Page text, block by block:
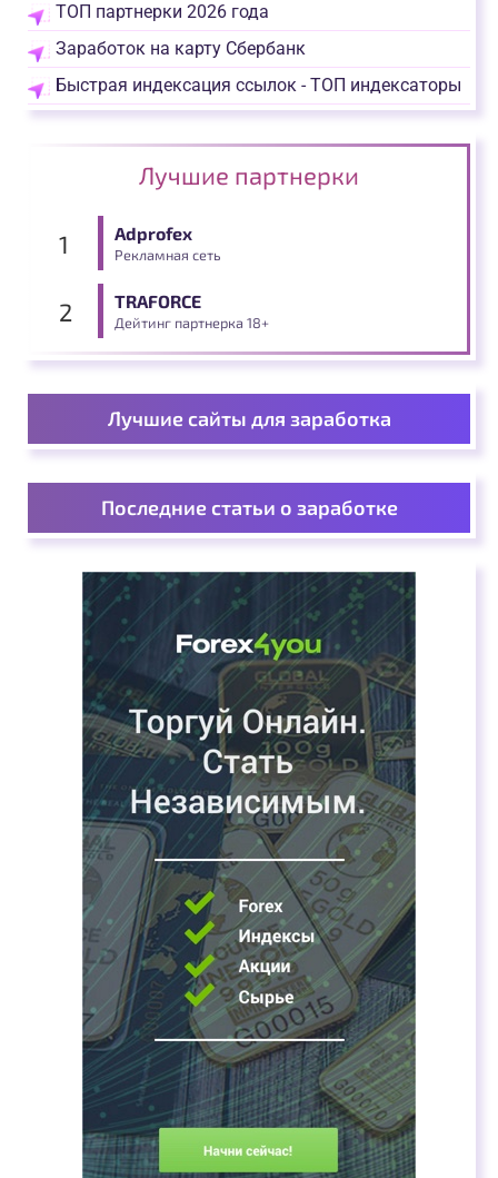
ТОП партнерки 2026 года
Заработок на карту Сбербанк
Быстрая индексация ссылок - ТОП индексаторы
Лучшие партнерки
Adprofex
Рекламная сеть
TRAFORCE
Дейтинг партнерка 18+
Лучшие сайты для заработка
Последние статьи о заработке